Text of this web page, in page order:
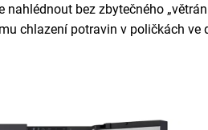
bez zbytečného
chlazení potravin v poličkách ve